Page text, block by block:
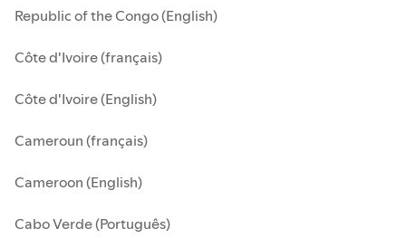
Republic of the Congo (English)
Côte d'Ivoire (français)
Côte d'Ivoire (English)
Cameroun (français)
Cameroon (English)
Cabo Verde (Português)